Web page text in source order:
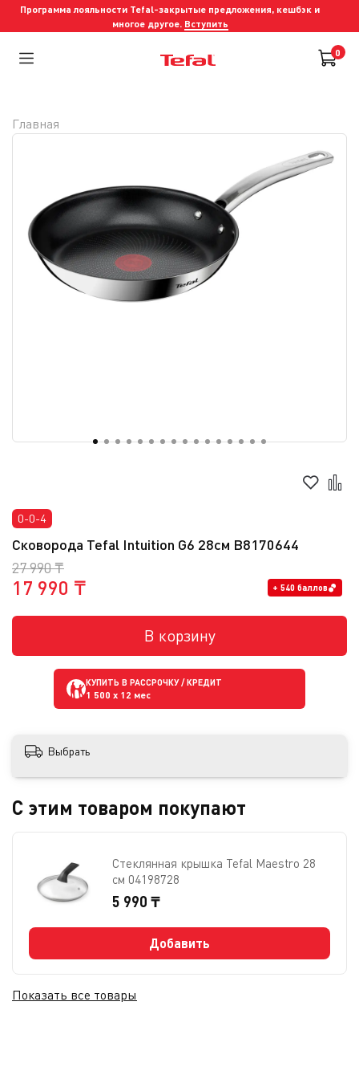
Программа лояльности Tefal-закрытые предложения, кешбэк и
многое другое. Вступить
0
0-0-4
Сковорода Tefal Intuition G6 28см B8170644
27 990 ₸
17 990 ₸ + 540 баллов
В корзину
КУПИТЬ В РАССРОЧКУ / КРЕДИТ
1 500 x 12 мес
Выбрать
С этим товаром покупают
Стеклянная крышка Tefal Maestro 28
см 04198728
5 990 ₸
Добавить
Показать все товары
Главная